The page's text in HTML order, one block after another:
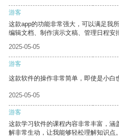
游客
这款app的功能非常强大，可以满足我
编辑文档、制作演示文稿、管理日程安
2025-05-05
游客
这款软件的操作非常简单，即使是小白
2025-05-05
游客
这款学习软件的课程内容非常丰富，涵
解非常生动，让我能够轻松理解知识点。